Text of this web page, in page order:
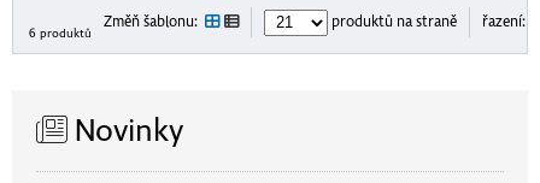
6 produktů
Změň šablonu: produktů na straně řazení:
Novinky